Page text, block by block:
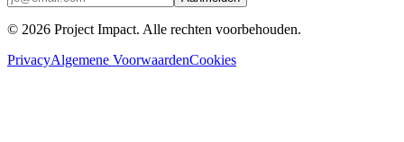
© 2026 Project Impact. Alle rechten voorbehouden.
PrivacyAlgemene VoorwaardenCookies